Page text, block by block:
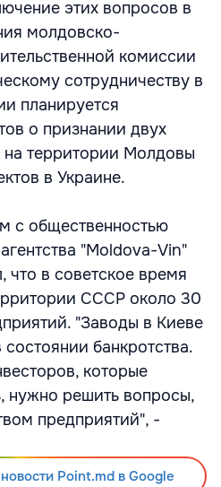
этих вопросов в
молдовско-
комиссии
сотрудничеству в
планируется
о признании двух
на территории Молдовы
в Украине.
с общественностью
"Moldova-Vin"
в советское время
СССР около 30
"Заводы в Киеве
банкротства.
которые
нужно решить вопросы,
предприятий", -
Point.md в Google